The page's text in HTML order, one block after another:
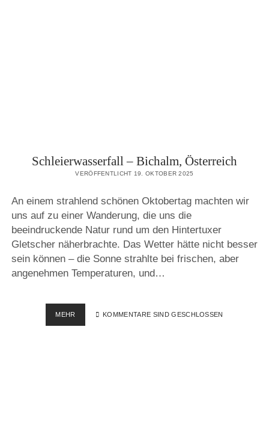
Schleierwasserfall – Bichalm, Österreich
VERÖFFENTLICHT 19. OKTOBER 2025
An einem strahlend schönen Oktobertag machten wir
uns auf zu einer Wanderung, die uns die
beeindruckende Natur rund um den Hintertuxer
Gletscher näherbrachte. Das Wetter hätte nicht besser
sein können – die Sonne strahlte bei frischen, aber
angenehmen Temperaturen, und…
MEHR SCHLEIERWASSERFALL
–
KOMMENTARE SIND GESCHLOSSEN